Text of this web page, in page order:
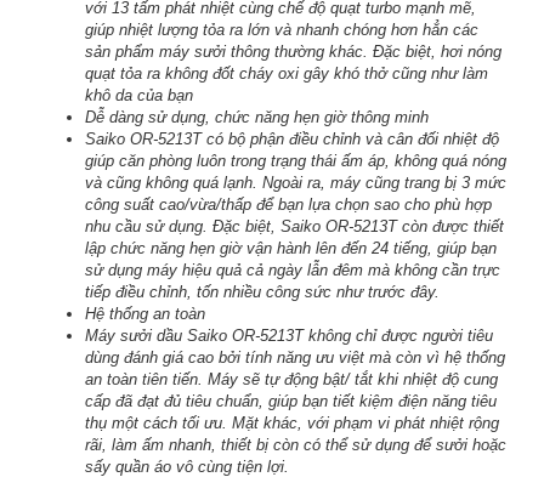
với 13 tấm phát nhiệt cùng chế độ quạt turbo mạnh mẽ,
giúp nhiệt lượng tỏa ra lớn và nhanh chóng hơn hẳn các
sản phẩm máy sưởi thông thường khác. Đặc biệt, hơi nóng
quạt tỏa ra không đốt cháy oxi gây khó thở cũng như làm
khô da của bạn
Dễ dàng sử dụng, chức năng hẹn giờ thông minh
Saiko OR-5213T có bộ phận điều chỉnh và cân đối nhiệt độ
giúp căn phòng luôn trong trạng thái ấm áp, không quá nóng
và cũng không quá lạnh. Ngoài ra, máy cũng trang bị 3 mức
công suất cao/vừa/thấp để bạn lựa chọn sao cho phù hợp
nhu cầu sử dụng. Đặc biệt, Saiko OR-5213T còn được thiết
lập chức năng hẹn giờ vận hành lên đến 24 tiếng, giúp bạn
sử dụng máy hiệu quả cả ngày lẫn đêm mà không cần trực
tiếp điều chỉnh, tốn nhiều công sức như trước đây.
Hệ thống an toàn
Máy sưởi dầu Saiko OR-5213T không chỉ được người tiêu
dùng đánh giá cao bởi tính năng ưu việt mà còn vì hệ thống
an toàn tiên tiến. Máy sẽ tự động bật/ tắt khi nhiệt độ cung
cấp đã đạt đủ tiêu chuẩn, giúp bạn tiết kiệm điện năng tiêu
thụ một cách tối ưu. Mặt khác, với phạm vi phát nhiệt rộng
rãi, làm ấm nhanh, thiết bị còn có thể sử dụng để sưởi hoặc
sấy quần áo vô cùng tiện lợi.